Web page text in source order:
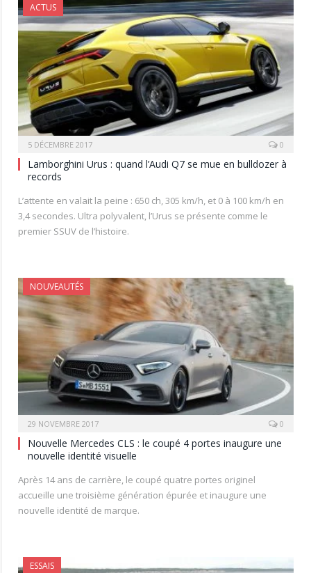
ACTUS
5 DÉCEMBRE 2017 0
Lamborghini Urus : quand l’Audi Q7 se mue en bulldozer à
records
L’attente en valait la peine : 650 ch, 305 km/h, et 0 à 100 km/h en
3,4 secondes. Ultra polyvalent, l’Urus se présente comme le
premier SSUV de l’histoire.
NOUVEAUTÉS
29 NOVEMBRE 2017 0
Nouvelle Mercedes CLS : le coupé 4 portes inaugure une
nouvelle identité visuelle
Après 14 ans de carrière, le coupé quatre portes originel
accueille une troisième génération épurée et inaugure une
nouvelle identité de marque.
ESSAIS